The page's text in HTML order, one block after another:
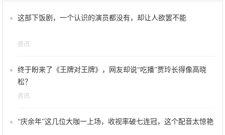
这部下饭剧，一个认识的演员都没有，却让人欲罢不能
资讯
终于盼来了《王牌对王牌》，网友却说“吃播”贾玲长得像高晓
松？
资讯
“庆余年”这几位大咖一上场，收视率破七连冠，这个配音太惊艳